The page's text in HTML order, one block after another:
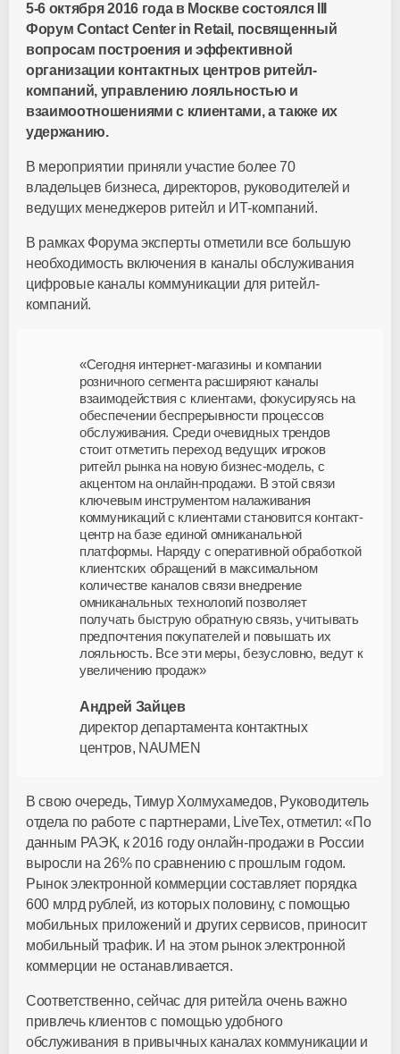
5-6 октября 2016 года в Москве состоялся III
Форум Contact Center in Retail, посвященный
вопросам построения и эффективной
организации контактных центров ритейл-
компаний, управлению лояльностью и
взаимоотношениями с клиентами, а также их
удержанию.
В мероприятии приняли участие более 70
владельцев бизнеса, директоров, руководителей и
ведущих менеджеров ритейл и ИТ-компаний.
В рамках Форума эксперты отметили все большую
необходимость включения в каналы обслуживания
цифровые каналы коммуникации для ритейл-
компаний.
«Сегодня интернет-магазины и компании
розничного сегмента расширяют каналы
взаимодействия с клиентами, фокусируясь на
обеспечении беспрерывности процессов
обслуживания. Среди очевидных трендов
стоит отметить переход ведущих игроков
ритейл рынка на новую бизнес-модель, с
акцентом на онлайн-продажи. В этой связи
ключевым инструментом налаживания
коммуникаций с клиентами становится контакт-
центр на базе единой омниканальной
платформы. Наряду с оперативной обработкой
клиентских обращений в максимальном
количестве каналов связи внедрение
омниканальных технологий позволяет
получать быструю обратную связь, учитывать
предпочтения покупателей и повышать их
лояльность. Все эти меры, безусловно, ведут к
увеличению продаж»
Андрей Зайцев
директор департамента контактных
центров, NAUMEN
В свою очередь, Тимур Холмухамедов, Руководитель
отдела по работе с партнерами, LiveTex, отметил: «По
данным РАЭК, к 2016 году онлайн-продажи в России
выросли на 26% по сравнению с прошлым годом.
Рынок электронной коммерции составляет порядка
600 млрд рублей, из которых половину, с помощью
мобильных приложений и других сервисов, приносит
мобильный трафик. И на этом рынок электронной
коммерции не останавливается.
Соответственно, сейчас для ритейла очень важно
привлечь клиентов с помощью удобного
обслуживания в привычных каналах коммуникации и